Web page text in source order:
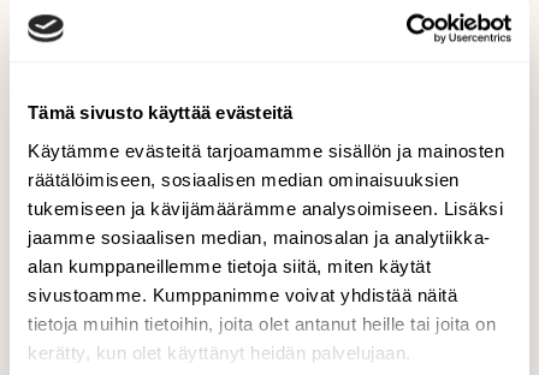
Tämä sivusto käyttää evästeitä
Käytämme evästeitä tarjoamamme sisällön ja mainosten
räätälöimiseen, sosiaalisen median ominaisuuksien
tukemiseen ja kävijämäärämme analysoimiseen. Lisäksi
jaamme sosiaalisen median, mainosalan ja analytiikka-
alan kumppaneillemme tietoja siitä, miten käytät
sivustoamme. Kumppanimme voivat yhdistää näitä
tietoja muihin tietoihin, joita olet antanut heille tai joita on
kerätty, kun olet käyttänyt heidän palvelujaan.